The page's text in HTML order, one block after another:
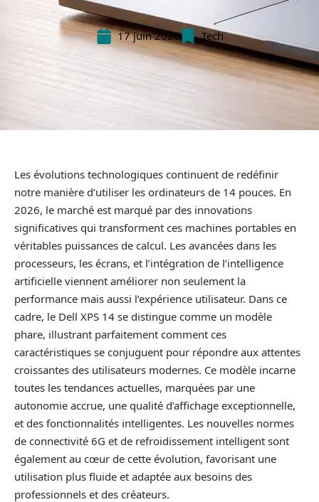
17 juin 2026 Tech
Les évolutions technologiques continuent de redéfinir
notre manière d’utiliser les ordinateurs de 14 pouces. En
2026, le marché est marqué par des innovations
significatives qui transforment ces machines portables en
véritables puissances de calcul. Les avancées dans les
processeurs, les écrans, et l’intégration de l’intelligence
artificielle viennent améliorer non seulement la
performance mais aussi l’expérience utilisateur. Dans ce
cadre, le Dell XPS 14 se distingue comme un modèle
phare, illustrant parfaitement comment ces
caractéristiques se conjuguent pour répondre aux attentes
croissantes des utilisateurs modernes. Ce modèle incarne
toutes les tendances actuelles, marquées par une
autonomie accrue, une qualité d’affichage exceptionnelle,
et des fonctionnalités intelligentes. Les nouvelles normes
de connectivité 6G et de refroidissement intelligent sont
également au cœur de cette évolution, favorisant une
utilisation plus fluide et adaptée aux besoins des
professionnels et des créateurs.